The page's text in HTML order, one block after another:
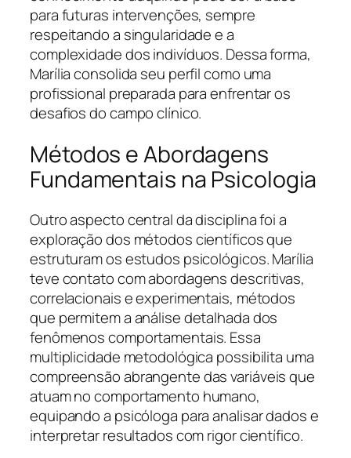
para futuras intervenções, sempre
respeitando a singularidade e a
complexidade dos indivíduos. Dessa forma,
Marília consolida seu perfil como uma
profissional preparada para enfrentar os
desafios do campo clínico.
Métodos e Abordagens
Fundamentais na Psicologia
Outro aspecto central da disciplina foi a
exploração dos métodos científicos que
estruturam os estudos psicológicos. Marília
teve contato com abordagens descritivas,
correlacionais e experimentais, métodos
que permitem a análise detalhada dos
fenômenos comportamentais. Essa
multiplicidade metodológica possibilita uma
compreensão abrangente das variáveis que
atuam no comportamento humano,
equipando a psicóloga para analisar dados e
interpretar resultados com rigor científico.